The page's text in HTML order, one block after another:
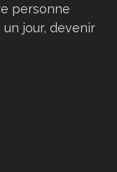
personne
jour, devenir